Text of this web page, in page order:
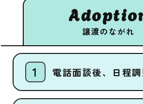
譲渡のながれ
電話面談後、日程